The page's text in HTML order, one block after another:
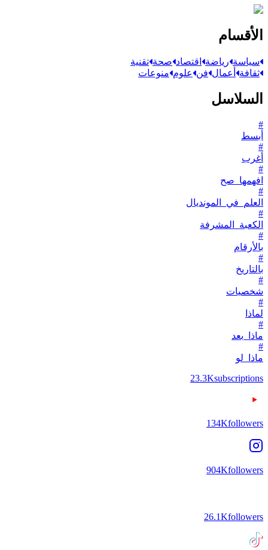
الأقسام
سياسة رياضة اقتصاد صحة تقنية
ثقافة أعمال فن علوم منوعات
السلاسل
#
أبسط
#
أغرب
#
افهمها_صح
#
العلم_في_المونديال
#
الكعبة_المشرفة
#
بالأرقام
#
بالتاريخ
#
شخصيات
#
لماذا
#
ماذا_بعد
#
ماذا_لو
23.3Ksubscriptions
134Kfollowers
904Kfollowers
26.1Kfollowers